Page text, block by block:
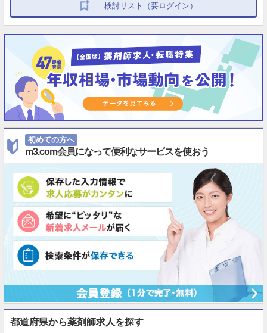
検討リスト（要ログイン）
初めての方へ
m3.com会員になって便利なサービスを使おう
都道府県から薬剤師求人を探す